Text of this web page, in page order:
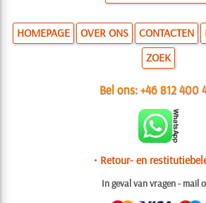
HOMEPAGE OVER ONS CONTACTEN
ZOEK
Bel ons:+46 812 400
• Retour- en
In geval van vragen - mail